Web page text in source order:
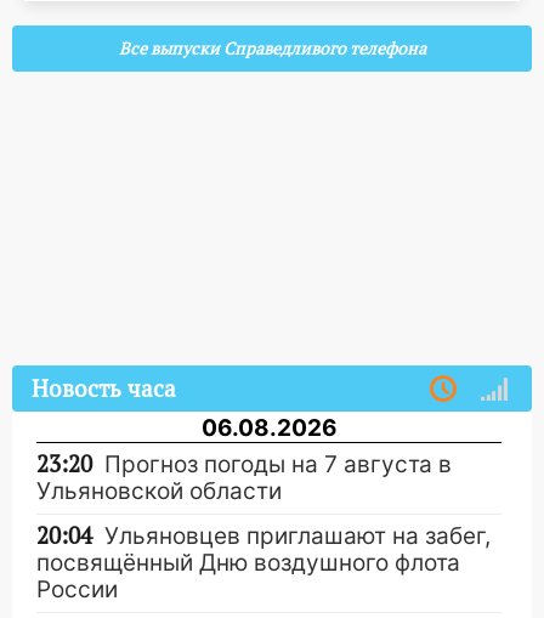
Все выпуски Справедливого телефона
Новость часа
06.08.2026
23:20 Прогноз погоды на 7 августа в
Ульяновской области
20:04 Ульяновцев приглашают на забег,
посвящённый Дню воздушного флота
России